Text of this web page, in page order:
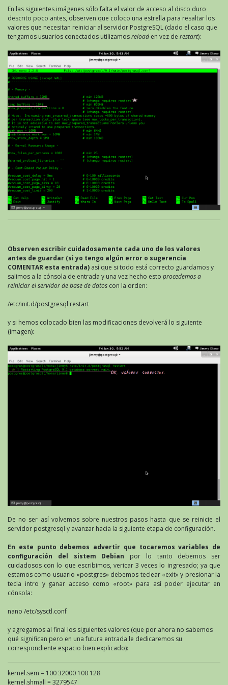
En las siguientes imágenes sólo falta el valor de acceso al disco duro
descrito poco antes, observen que coloco una estrella para resaltar los
valores que necesitan reiniciar al servidor PostgreSQL (dado el caso que
tengamos usuarios conectados utilizamosreload en vez de restart):
Observen escribir cuidadosamente cada uno de los valores
antes de guardar (si yo tengo algún error o sugerencia
COMENTAR esta entrada) así que si todo está correcto guardamos y
salimos a la cónsola de entrada y una vez hecho esto procedemos a
reiniciar el servidor de base de datos con la orden:
/etc/init.d/postgresql restart
y si hemos colocado bien las modificaciones devolverá lo siguiente
(imagen):
De no ser así volvemos sobre nuestros pasos hasta que se reinicie el
servidor postgresql y avanzar hacia la siguiente etapa de configuración.
En este punto debemos advertir que tocaremos variables de
configuración del sistem Debian por lo tanto debemos ser
cuidadosos con lo que escribimos, vericar 3 veces lo ingresado; ya que
estamos como usuario «postgres» debemos teclear «exit» y presionar la
tecla intro y ganar acceso como «root» para así poder ejecutar en
cónsola:
nano /etc/sysctl.conf
y agregamos al final los siguientes valores (que por ahora no sabemos
qué significan pero en una futura entrada le dedicaremos su
correspondiente espacio bien explicado):
kernel.sem = 100 32000 100 128
kernel.shmall = 3279547